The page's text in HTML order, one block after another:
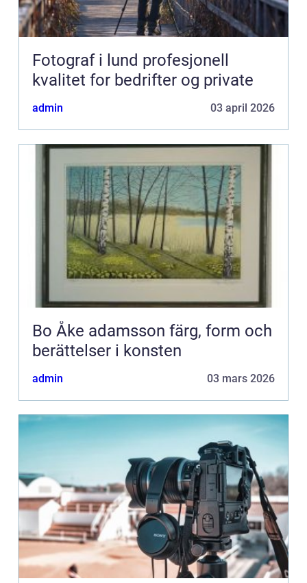
Fotograf i lund profesjonell
kvalitet for bedrifter og private
admin 03 april 2026
Bo Åke adamsson färg, form och
berättelser i konsten
admin 03 mars 2026